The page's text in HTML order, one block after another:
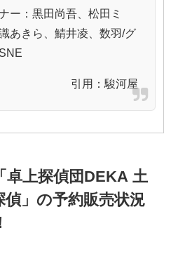
ー：黒田尚吾、松田ミ
あきら、鯖井凌、数羽/グ
引用： 駿河屋
上探偵団DEKA 土
」の予約販売状況